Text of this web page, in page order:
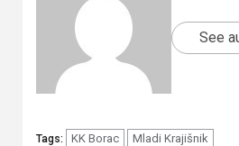
See
Tags: KK Borac Mladi Krajišnik